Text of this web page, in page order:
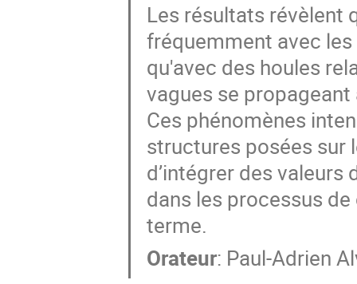
Les résultats révèlent
fréquemment avec
qu'avec des houles
vagues se
Ces phénomènes
structures posées sur
d’intégrer des
dans les processus
terme.
Orateur: Paul-Adrien